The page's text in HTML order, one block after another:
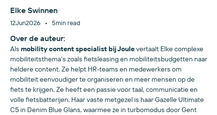
Elke Swinnen
12Jun2026 • 5min read
Over de auteur:
Als mobility content specialist bij Joulevertaalt Elke complexe
mobiliteitsthema’s zoals fietsleasing en mobiliteitsbudgetten naar
heldere content. Ze helpt HR-teams en medewerkers om
mobiliteit eenvoudiger te organiseren en meer mensen op de
fiets te krijgen. Ze heeft een passie voor taal, communicatie en
volle fietsbatterijen. Haar vaste metgezel is haar Gazelle Ultimate
C5 in Denim Blue Glans, waarmee ze in turbomodus door Gent